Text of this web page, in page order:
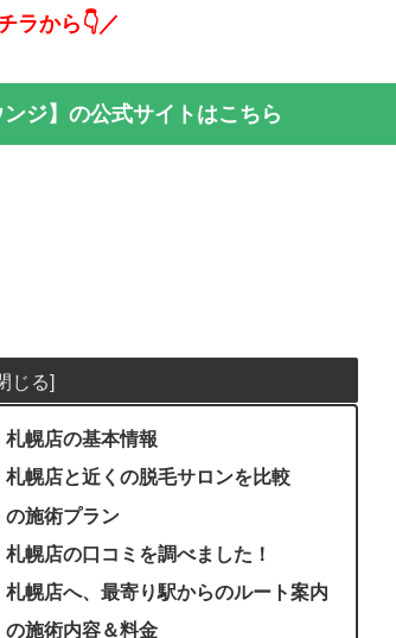
ラから👇／
ジ】の公式サイトはこちら
札幌店の基本情報
札幌店と近くの脱毛サロンを比較
の施術プラン
幌店の口コミを調べました！
幌店へ、最寄り駅からのルート案内
の施術内容＆料金